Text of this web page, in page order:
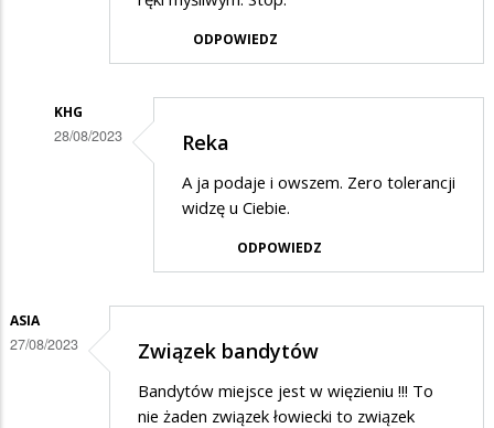
ODPOWIEDZ
KHG
28/08/2023
odpowiedzi
Reka
A ja podaje i owszem. Zero tolerancji
widzę u Ciebie.
ODPOWIEDZ
ASIA
27/08/2023 Związek bandytów
Bandytów miejsce jest w więzieniu !!! To
nie żaden związek łowiecki to związek